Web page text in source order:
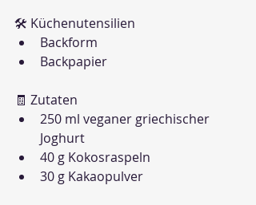
🛠 Küchenutensilien
Backform
Backpapier
🧾 Zutaten
250 ml veganer griechischer
Joghurt
40 g Kokosraspeln
30 g Kakaopulver